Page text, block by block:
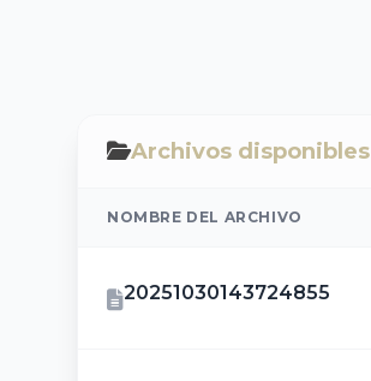
Archivos disponibles
NOMBRE DEL ARCHIVO
20251030143724855